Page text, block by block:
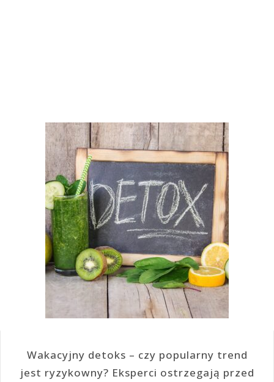
Wakacyjny detoks – czy popularny trend
jest ryzykowny? Eksperci ostrzegają przed